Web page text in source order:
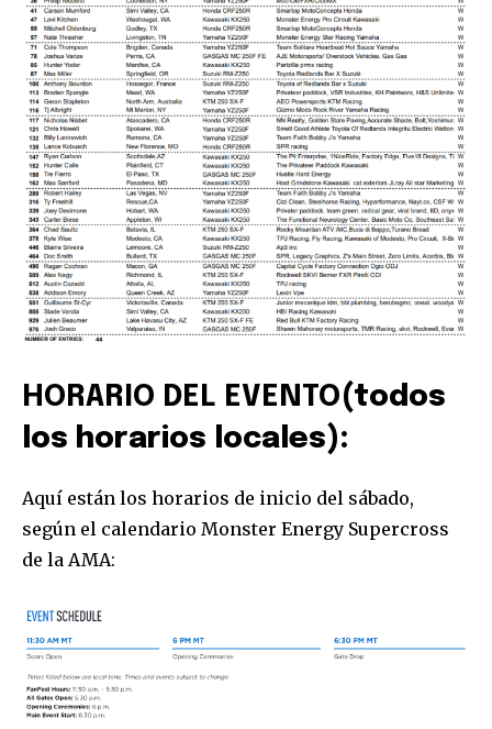
HORARIO DEL EVENTO(todos
los horarios locales):
Aquí están los horarios de inicio del sábado,
según el calendario Monster Energy Supercross
de la AMA: